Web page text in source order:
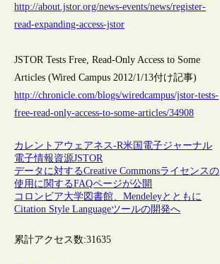
http://about.jstor.org/news-events/news/register-
read-expanding-access-jstor
JSTOR Tests Free, Read-Only Access to Some
Articles (Wired Campus 2012/1/13付け記事)
http://chronicle.com/blogs/wiredcampus/jstor-tests-
free-read-only-access-to-some-articles/34908
カレントアウェアネス-R米国 電子ジャーナル
電子情報資源JSTOR
データに対するCreative Commonsライセンスの
使用に関するFAQページが公開
コロンビア大学図書館、Mendeleyとともに
Citation Style Languageツールの開発へ
累計アクセス数:31635